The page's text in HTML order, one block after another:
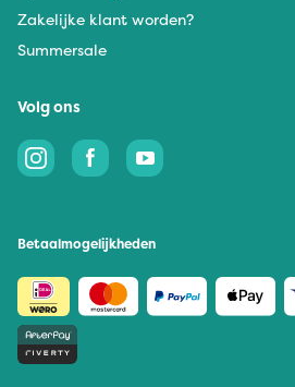
Zakelijke klant worden?
Summersale
Volg ons
Betaalmogelijkheden